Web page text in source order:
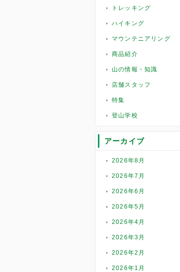
トレッキング
ハイキング
マウンテニアリング
商品紹介
山の情報・知識
店舗スタッフ
特集
登山学校
アーカイブ
2026年8月
2026年7月
2026年6月
2026年5月
2026年4月
2026年3月
2026年2月
2026年1月